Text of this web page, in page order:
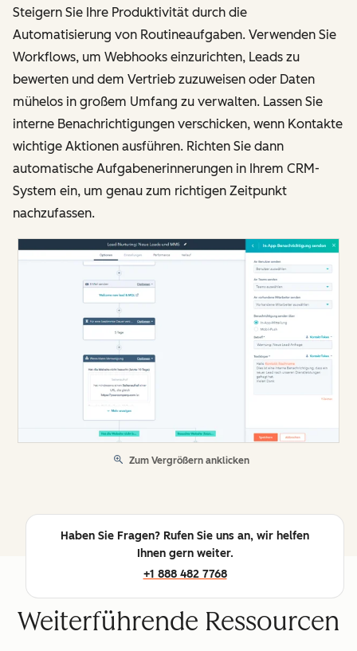
Steigern Sie Ihre Produktivität durch die
Automatisierung von Routineaufgaben. Verwenden Sie
Workflows, um Webhooks einzurichten, Leads zu
bewerten und dem Vertrieb zuzuweisen oder Daten
mühelos in großem Umfang zu verwalten. Lassen Sie
interne Benachrichtigungen verschicken, wenn Kontakte
wichtige Aktionen ausführen. Richten Sie dann
automatische Aufgabenerinnerungen in Ihrem CRM-
System ein, um genau zum richtigen Zeitpunkt
nachzufassen.
Zum Vergrößern anklicken
Haben Sie Fragen? Rufen Sie uns an, wir helfen
Ihnen gern weiter.
+1 888 482 7768
Weiterführende Ressourcen